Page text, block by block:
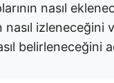
nasıl
nasıl izleneceğini
belirleneceğini